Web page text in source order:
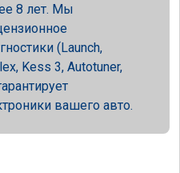
8 лет. Мы
(Launch,
Kess 3, Autotuner,
вашего авто.